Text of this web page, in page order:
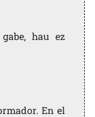
hau ez
En el